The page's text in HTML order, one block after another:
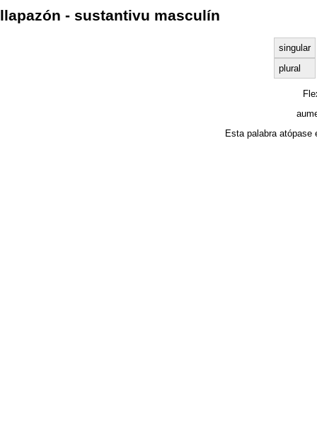
llapazón - sustantivu masculín
singular
plural
Esta palabra atópase